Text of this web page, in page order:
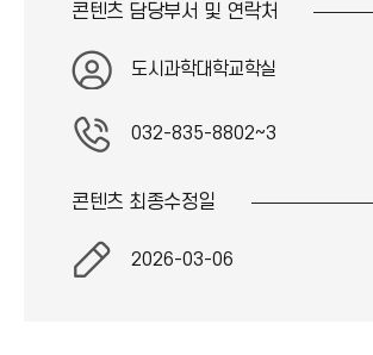
콘텐츠 담당부서 및 연락처
도시과학대학교학실
032-835-8802~3
콘텐츠 최종수정일
2026-03-06